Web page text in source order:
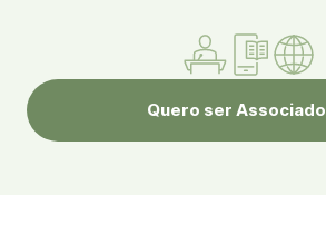
Quero ser Associado